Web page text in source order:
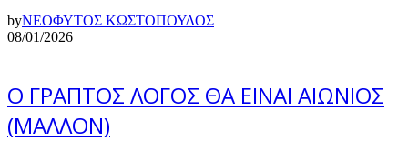
byΝΕΟΦΥΤΟΣ ΚΩΣΤΟΠΟΥΛΟΣ
08/01/2026
Ο ΓΡΑΠΤΟΣ ΛΟΓΟΣ ΘΑ ΕΙΝΑΙ ΑΙΩΝΙΟΣ
(ΜΑΛΛΟΝ)